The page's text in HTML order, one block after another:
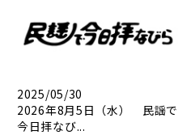
2025/05/30
2026年8月5日（水） 民謡で
今日拝なび...